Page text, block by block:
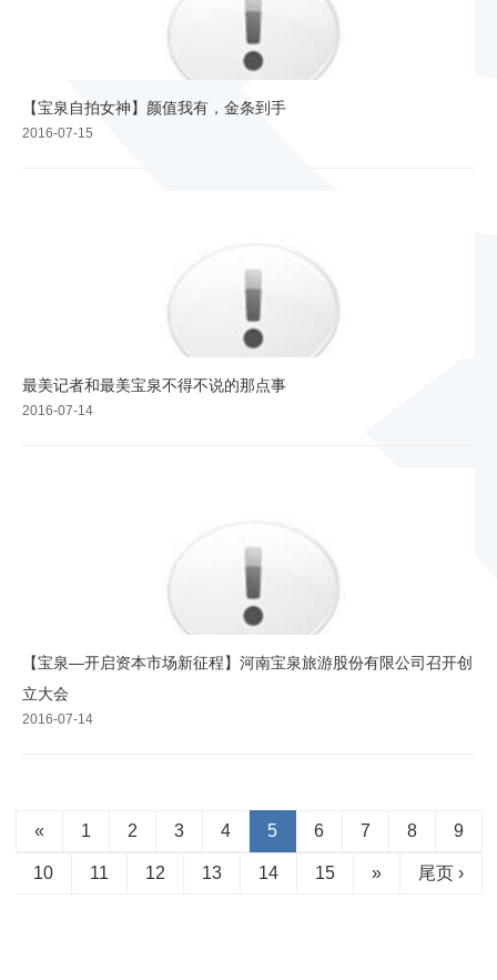
【宝泉自拍女神】颜值我有，金条到手
2016-07-15
最美记者和最美宝泉不得不说的那点事
2016-07-14
【宝泉—开启资本市场新征程】河南宝泉旅游股份有限公司召开创
立大会
2016-07-14
« 1 2 3 4 5 6 7 8 9
10 11 12 13 14 15 » 尾页 ›